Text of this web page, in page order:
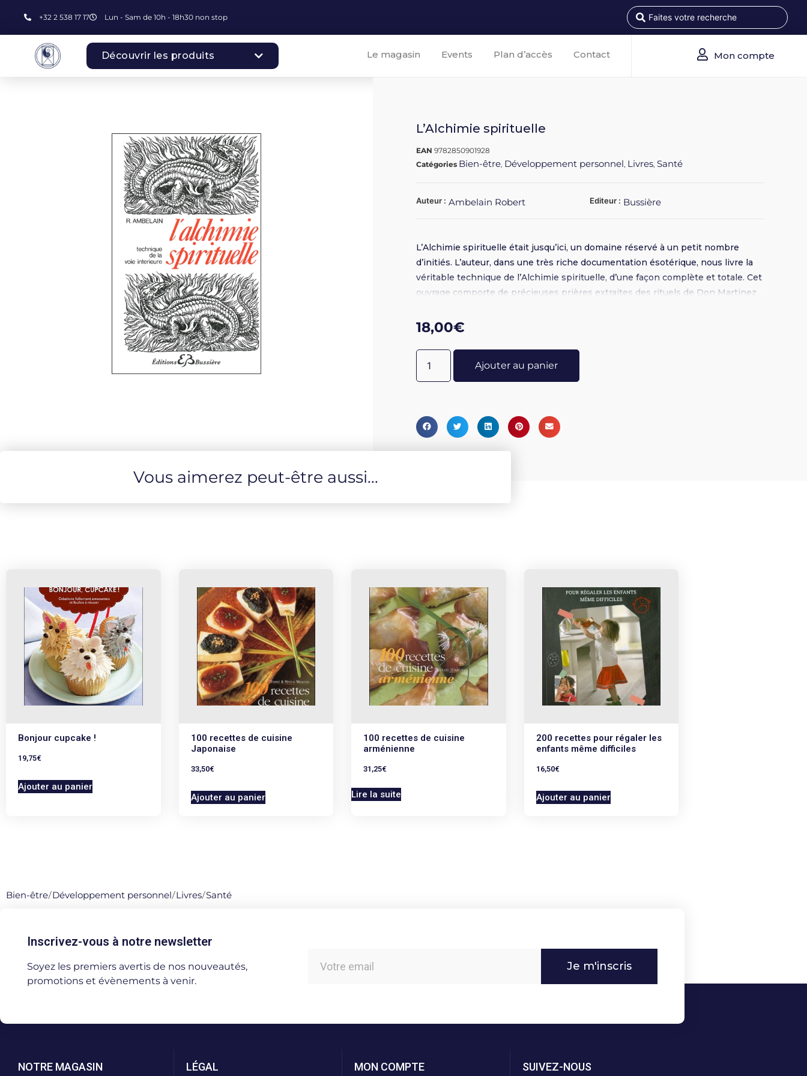
+32 2 538 17 17 Lun - Sam de 10h - 18h30 non stop
Découvrir les produits Le magasin Events Plan d’accès Contact Mon compte
L’Alchimie spirituelle
EAN9782850901928
Catégories Bien-être, Développement personnel, Livres,Santé
Auteur : Ambelain Robert Editeur : Bussière
L’Alchimie spirituelle était jusqu’ici, un domaine réservé à un petit nombre
d’initiés. L’auteur, dans une très riche documentation ésotérique, nous livre la
véritable technique de l’Alchimie spirituelle, d’une façon complète et totale. Cet
ouvrage comporte de précieuses prières extraites des rituels de Don Martinez
18,00€
Ajouter au panier
Vous aimerez peut-être aussi...
Bonjour cupcake !
19,75€
Ajouter au panier
100 recettes de cuisine
Japonaise
33,50€
Ajouter au panier
100 recettes de cuisine
arménienne
31,25€
Lire la suite
200 recettes pour régaler les
enfants même difficiles
16,50€
Ajouter au panier
Bien-être/Développement personnel/Livres/Santé
Inscrivez-vous à notre newsletter
Soyez les premiers avertis de nos nouveautés,
promotions et évènements à venir.
Je m'inscris
NOTRE MAGASIN LÉGAL MON COMPTE SUIVEZ-NOUS